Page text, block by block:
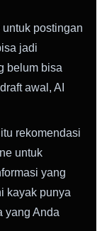
untuk postingan
jadi
belum bisa
awal, AI
rekomendasi
untuk
yang
kayak punya
yang Anda